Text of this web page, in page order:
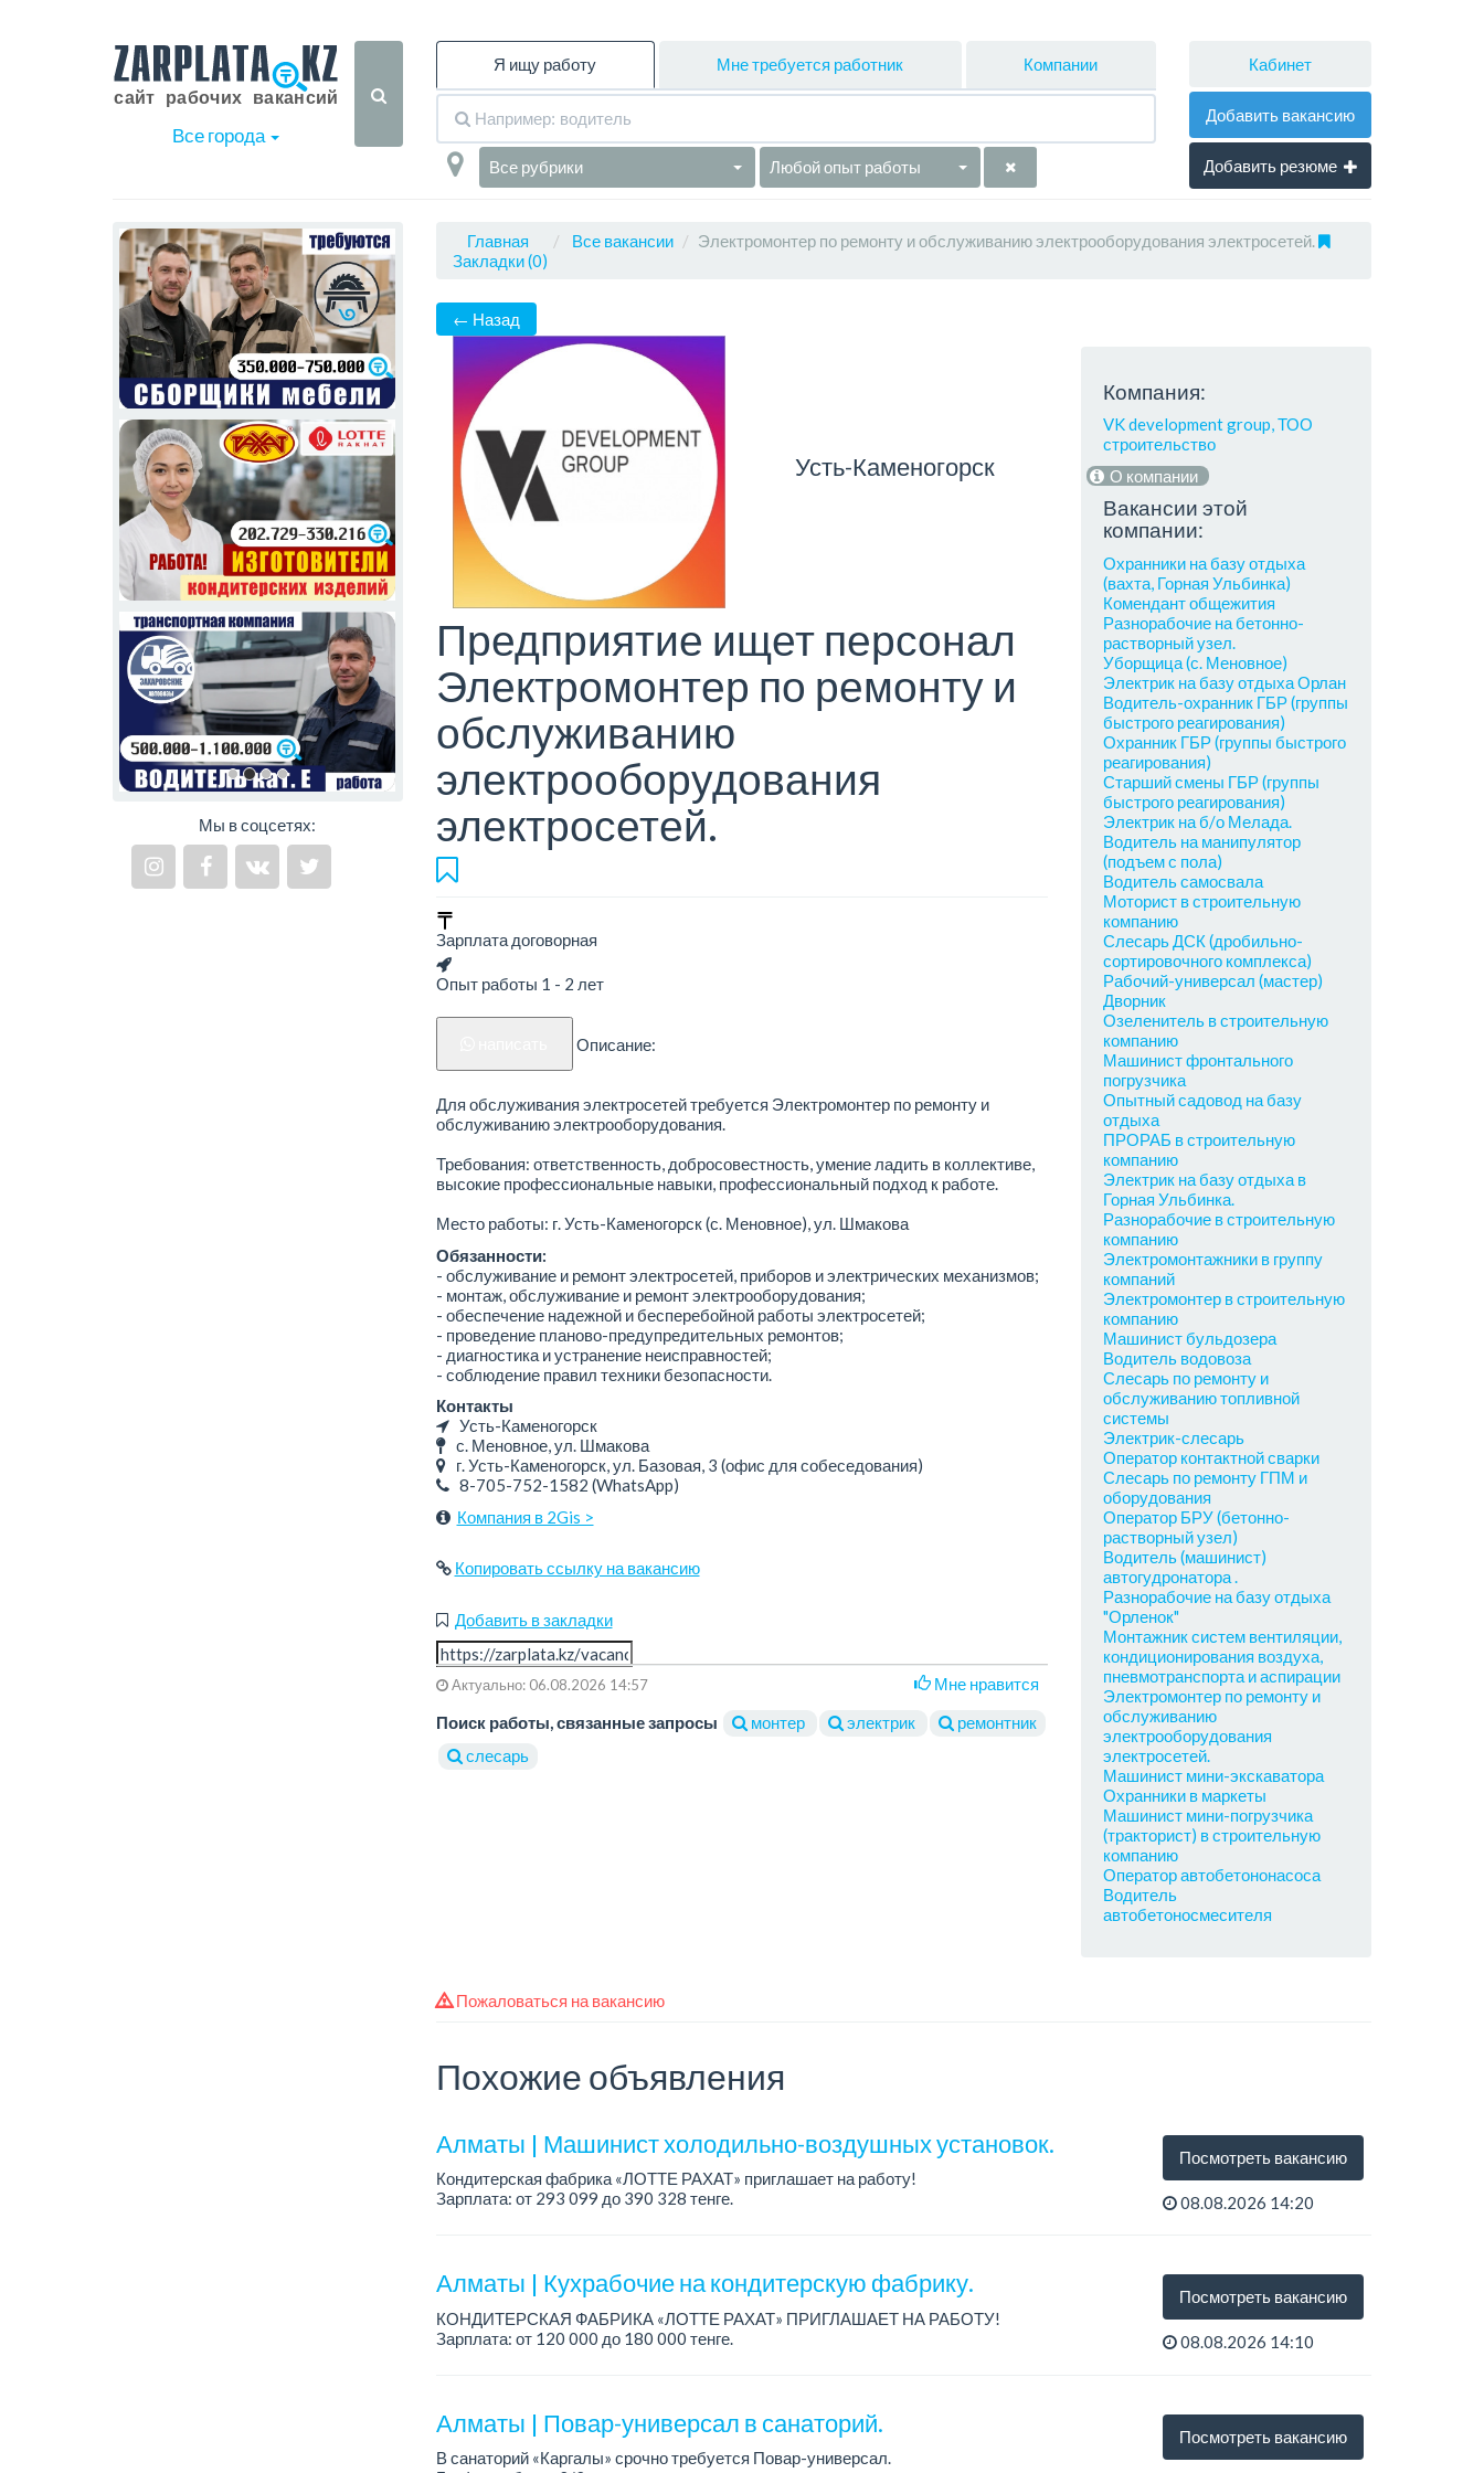
Все города
Я ищу работу Мне требуется работник Компании
Все рубрики Любой опыт работы
Кабинет
Добавить вакансию
Добавить резюме
Мы в соцсетях:
Главная Все вакансии
Электромонтер по ремонту и обслуживанию электрооборудования электросетей.
Закладки (0)
← Назад
Усть-Каменогорск
Предприятие ищет персонал
Электромонтер по ремонту и
обслуживанию
электрооборудования
электросетей.
Зарплата договорная
Опыт работы 1 - 2 лет
Описание:
Для обслуживания электросетей требуется Электромонтер по ремонту и
обслуживанию электрооборудования.
Требования: ответственность, добросовестность, умение ладить в коллективе,
высокие профессиональные навыки, профессиональный подход к работе.
Место работы: г. Усть-Каменогорск (с. Меновное), ул. Шмакова
Обязанности:
- обслуживание и ремонт электросетей, приборов и электрических механизмов;
- монтаж, обслуживание и ремонт электрооборудования;
- обеспечение надежной и бесперебойной работы электросетей;
- проведение планово-предупредительных ремонтов;
- диагностика и устранение неисправностей;
- соблюдение правил техники безопасности.
Контакты
Усть-Каменогорск
с. Меновное, ул. Шмакова
г. Усть-Каменогорск, ул. Базовая, 3 (офис для собеседования)
8-705-752-1582 (WhatsApp)
Компания в 2Gis >
Копировать ссылку на вакансию
Добавить в закладки
Актуально: 06.08.2026 14:57
Мне нравится
Поиск работы, связанные запросы
монтер электрик
ремонтник
слесарь
Компания:
VK development group, ТОО
строительство
О компании
Вакансии этой
компании:
Охранники на базу отдыха
(вахта, Горная Ульбинка)
Комендант общежития
Разнорабочие на бетонно-
растворный узел.
Уборщица (с. Меновное)
Электрик на базу отдыха Орлан
Водитель-охранник ГБР (группы
быстрого реагирования)
Охранник ГБР (группы быстрого
реагирования)
Старший смены ГБР (группы
быстрого реагирования)
Электрик на б/о Мелада.
Водитель на манипулятор
(подъем с пола)
Водитель самосвала
Моторист в строительную
компанию
Слесарь ДСК (дробильно-
сортировочного комплекса)
Рабочий-универсал (мастер)
Дворник
Озеленитель в строительную
компанию
Машинист фронтального
погрузчика
Опытный садовод на базу
отдыха
ПРОРАБ в строительную
компанию
Электрик на базу отдыха в
Горная Ульбинка.
Разнорабочие в строительную
компанию
Электромонтажники в группу
компаний
Электромонтер в строительную
компанию
Машинист бульдозера
Водитель водовоза
Слесарь по ремонту и
обслуживанию топливной
системы
Электрик-слесарь
Оператор контактной сварки
Слесарь по ремонту ГПМ и
оборудования
Оператор БРУ (бетонно-
растворный узел)
Водитель (машинист)
автогудронатора .
Разнорабочие на базу отдыха
"Орленок"
Монтажник систем вентиляции,
кондиционирования воздуха,
пневмотранспорта и аспирации
Электромонтер по ремонту и
обслуживанию
электрооборудования
электросетей.
Машинист мини-экскаватора
Охранники в маркеты
Машинист мини-погрузчика
(тракторист) в строительную
компанию
Оператор автобетононасоса
Водитель
автобетоносмесителя
Пожаловаться на вакансию
Похожие объявления
Алматы | Машинист холодильно-воздушных установок.
Кондитерская фабрика «ЛОТТЕ РАХАТ» приглашает на работу!
Зарплата: от 293 099 до 390 328 тенге.
Посмотреть вакансию
08.08.2026 14:20
Алматы | Кухрабочие на кондитерскую фабрику.
КОНДИТЕРСКАЯ ФАБРИКА «ЛОТТЕ РАХАТ» ПРИГЛАШАЕТ НА РАБОТУ!
Зарплата: от 120 000 до 180 000 тенге.
Посмотреть вакансию
08.08.2026 14:10
Алматы | Повар-универсал в санаторий.
В санаторий «Каргалы» срочно требуется Повар-универсал.
Посмотреть вакансию